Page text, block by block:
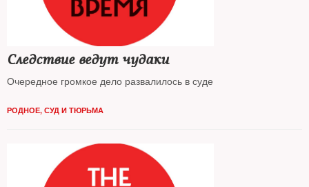
Следствие ведут чудаки
Очередное громкое дело развалилось в суде
РОДНОЕ, СУД И ТЮРЬМА